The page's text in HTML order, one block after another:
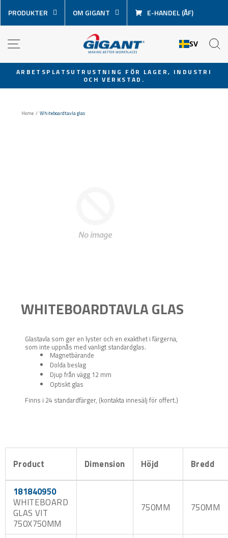
över
innehåll
PRODUKTER OM GIGANT E-HANDEL (ÅF)
SV
Pausa
ARBETSPLATSUTRUSTNING FÖR LAGER, INDUSTRI
OCH VERKSTAD.
Home / Whiteboardtavla glas
WHITEBOARDTAVLA GLAS
Glastavla som ger en lyster och en exakthet i färgerna,
som inte uppnås med vanligt standardglas.
Magnetbärande
Dolda beslag
Djup från vägg 12 mm
Optiskt glas
Finns i 24 standardfärger, (kontakta innesälj för offert.)
Product Dimension Höjd Bredd
181840950
WHITEBOARD
GLAS VIT
750X750MM
750MM 750MM